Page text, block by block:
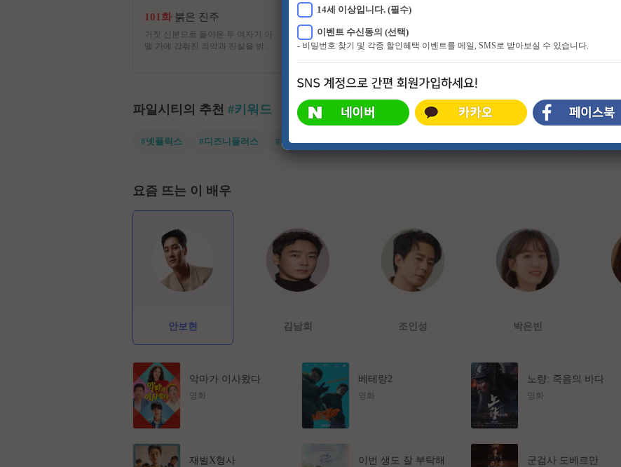
101화 붉은 진주
거짓 신분으로 돌아온 두 여자가 아
델 가에 감춰진 죄악과 진실을 밝혀
24화 가족관계증명서
태어난 순간부터 가족을 무너뜨린 존
재로 낙인찍힌 한 아이와, 냉혹한 편
마
수 있는 일상 속 생활 정보 이야기를
파일시티의 추천 #키워드
#넷플릭스 #디즈니플러스 #유쾌한 #슈퍼히어로 #외계인 #파트너 #귀신 #특수부대 #소지섭
요즘 뜨는 이 배우
안보현 김남희 조인성 박은빈
악마가 이사왔다
영화
베테랑2
영화
노량: 죽음의 바다
영화
재벌X형사 이번 생도 잘 부탁해 군검사 도베르만
14세 이상입니다. (필수)
이벤트 수신동의 (선택)
- 비밀번호 찾기 및 각종 할인혜택 이벤트를 메일, SMS로 받아보실 수 있습니다.